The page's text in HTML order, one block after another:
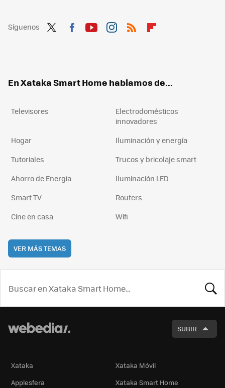
Síguenos
En Xataka Smart Home hablamos de...
Televisores
Electrodomésticos
innovadores
Hogar
Iluminación y energía
Tutoriales
Trucos y bricolaje smart
Ahorro de Energía
Iluminación LED
Smart TV
Routers
Cine en casa
Wifi
VER MÁS TEMAS
SUBIR
Xataka
Xataka Móvil
Applesfera
Xataka Smart Home